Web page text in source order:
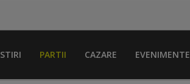
STIRI PARTII CAZARE EVENIMENTE